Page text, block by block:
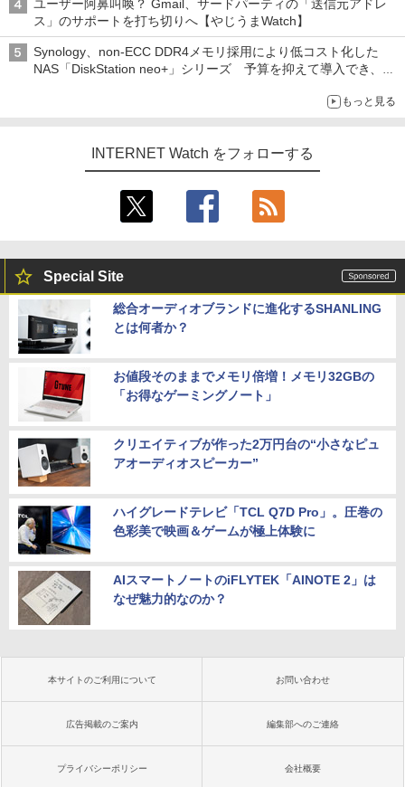
ユーザー阿鼻叫喚？ Gmail、サードパーティの「送信元アドレ
ス」のサポートを打ち切りへ【やじうまWatch】
Synology、non-ECC DDR4メモリ採用により低コスト化した
NAS「DiskStation neo+」シリーズ 予算を抑えて導入でき、
もっと見る
INTERNET Watch をフォローする
Special Site
総合オーディオブランドに進化するSHANLING
とは何者か？
お値段そのままでメモリ倍増！メモリ32GBの
「お得なゲーミングノート」
クリエイティブが作った2万円台の“小さなピュ
アオーディオスピーカー”
ハイグレードテレビ「TCL Q7D Pro」。圧巻の
色彩美で映画＆ゲームが極上体験に
AIスマートノートのiFLYTEK「AINOTE 2」は
なぜ魅力的なのか？
本サイトのご利用について お問い合わせ
広告掲載のご案内 編集部へのご連絡
プライバシーポリシー 会社概要